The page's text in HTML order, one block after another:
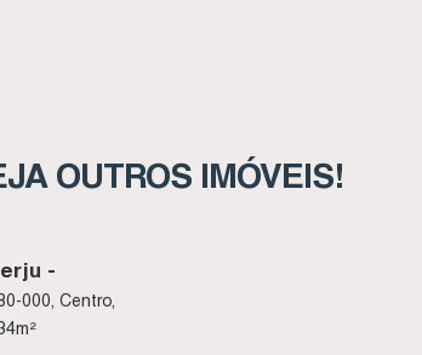
OUTROS IMÓVEIS!
-
000, Centro,
m²